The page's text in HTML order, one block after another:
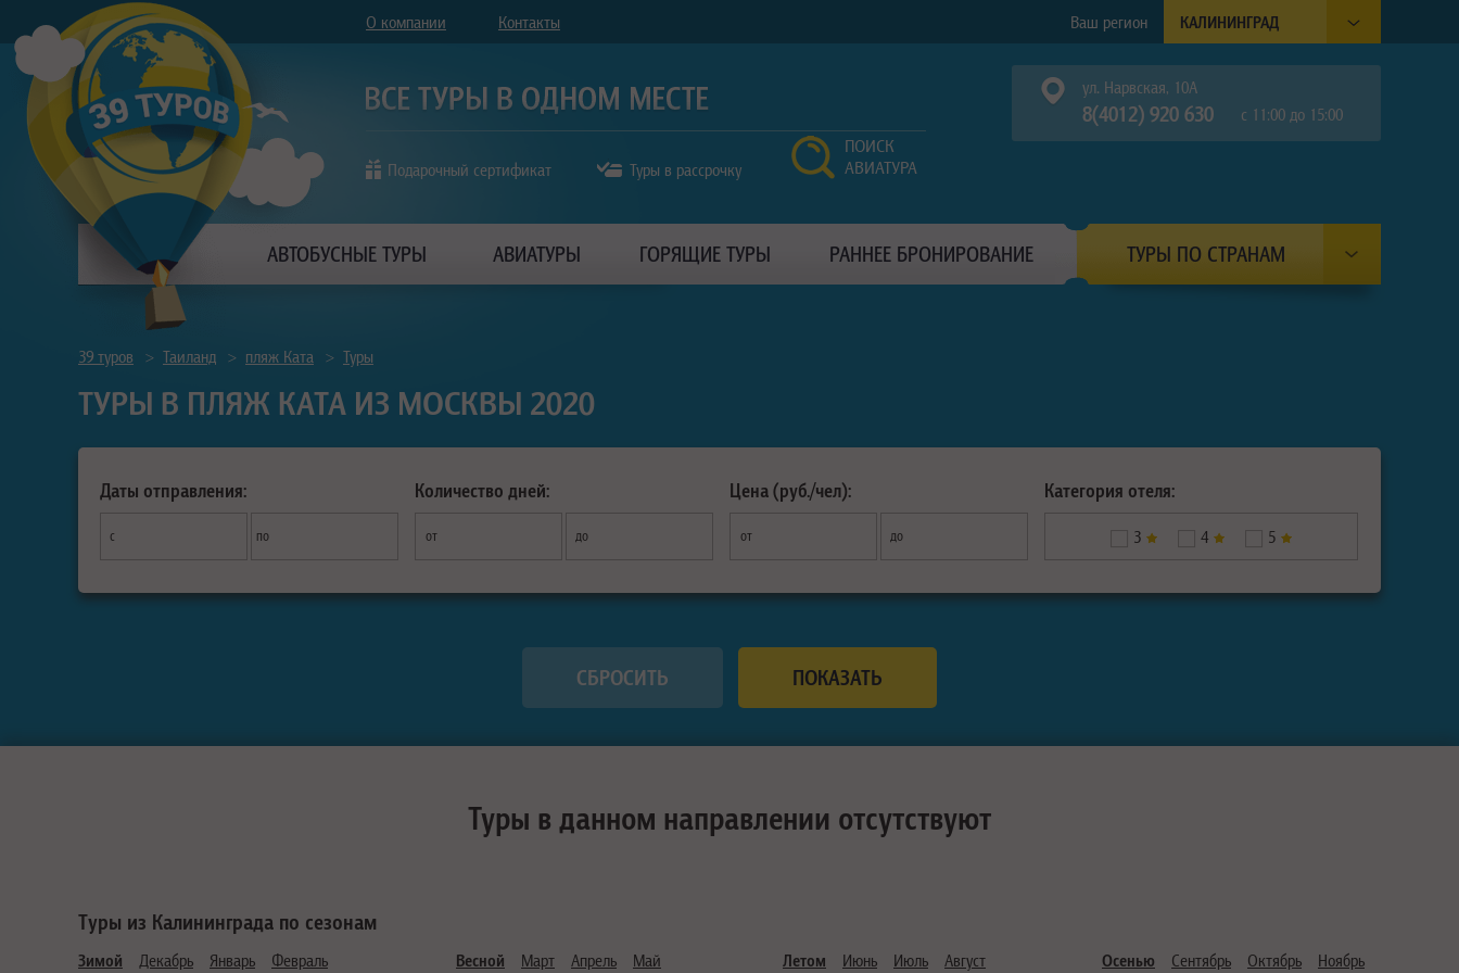
О компании Контакты КАЛИНИНГРАД
Ваш регион
ТУРЫ ПО СТРАНАМ
Подарочный сертификат Туры в рассрочку
ПОИСК
АВИАТУРА
ул. Нарвская, 10А
с 11:00 до 15:00
8(4012) 920 630
АВТОБУСНЫЕ ТУРЫ АВИАТУРЫ ГОРЯЩИЕ ТУРЫ РАННЕЕ БРОНИРОВАНИЕ
39 туров > Таиланд > пляж Ката > Туры
ТУРЫ В ПЛЯЖ КАТА ИЗ МОСКВЫ 2020
Даты отправления:
с по
Количество дней:
от до
Цена (руб./чел):
от до
Категория отеля:
3 4 5
Туры в данном направлении отсутствуют
Туры из Калининграда по сезонам
Зимой Декабрь Январь Февраль Весной Март Апрель Май Летом Июнь Июль Август Осенью Сентябрь Октябрь Ноябрь